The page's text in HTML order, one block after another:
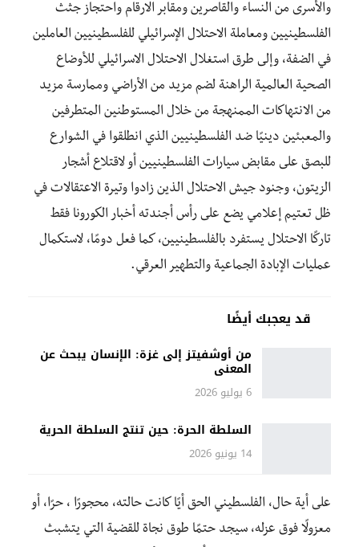
والأسرى من النساء والقاصرين ومقابر الارقام واحتجاز جثث
الفلسطينيين ومعاملة الاحتلال الإسرائيلي للفلسطينيين العاملين
في الضفة، وإلى طرق استغلال الاحتلال الاسرائيلي للأوضاع
الصحية العالمية الراهنة لضم مزيد من الأراضي وممارسة مزيد
من الانتهاكات الممنهجة من خلال المستوطنين المتطرفين
والمعبئين دينيًا ضد الفلسطينيين الذي انطلقوا في الشوارع
للبصق على مقابض سيارات الفلسطينيين أو لاقتلاع أشجار
الزيتون، وجنود جيش الاحتلال الذين زادوا وتيرة الاعتقالات في
ظل تعتيم إعلامي يضع على رأس أجندته أخبار الكورونا فقط
تاركًا الاحتلال يستفرد بالفلسطينيين، كما فعل دومًا، لاستكمال
عمليات الإبادة الجماعية والتطهير العرقي.
قد يعجبك أيضًا
من أوشفيتز إلى غزة: الإنسان يبحث عن
المعنى
6 يوليو 2026
السلطة الحرة: حين تنتج السلطة الحرية
14 يونيو 2026
على أية حال، الفلسطيني الحق أيًا كانت حالته، محجورًا ، حرًا، أو
معزولًا فوق عزله، سيجد حتمًا طوق نجاة للقضية التي يتشبث